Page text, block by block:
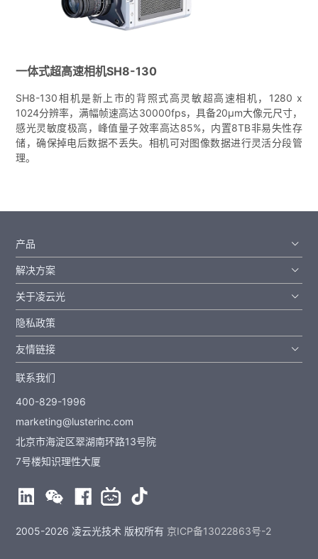
一体式超高速相机SH8-130
SH8-130相机是新上市的背照式高灵敏超高速相机，1280 x
1024分辨率，满幅帧速高达30000fps，具备20μm大像元尺寸，
感光灵敏度极高，峰值量子效率高达85%，内置8TB非易失性存
储，确保掉电后数据不丢失。相机可对图像数据进行灵活分段管
理。
产品
解决方案
关于凌云光
隐私政策
友情链接
联系我们
400-829-1996
marketing@lusterinc.com
北京市海淀区翠湖南环路13号院
7号楼知识理性大厦
2005-2026 凌云光技术 版权所有 京ICP备13022863号-2